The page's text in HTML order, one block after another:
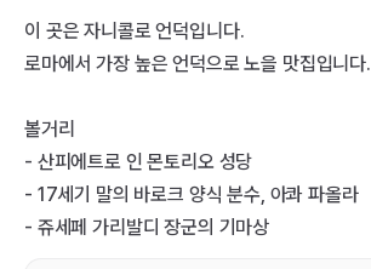
이 곳은 자니콜로 언덕입니다.
로마에서 가장 높은 언덕으로 노을 맛집입니다.
볼거리
- 산피에트로 인 몬토리오 성당
- 17세기 말의 바로크 양식 분수, 아콰 파올라
- 쥬세페 가리발디 장군의 기마상